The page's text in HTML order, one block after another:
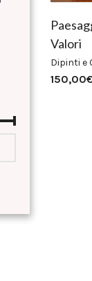
Valori
Dipinti e
150,00